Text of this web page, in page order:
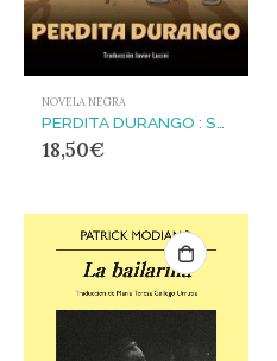
NOVELA NEGRA
18,50€